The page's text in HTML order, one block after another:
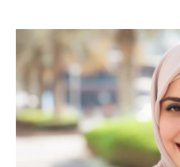
للمحترفين
الولايات المتحدة (الإنجليزية)